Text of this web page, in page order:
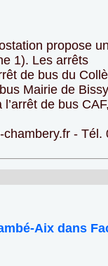
propose
1). Les arrêts
de bus du
Mairie de
de bus
- Tél.
Aix dans